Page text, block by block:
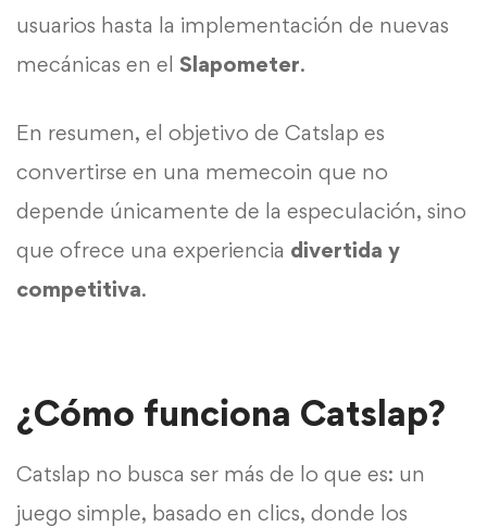
usuarios hasta la implementación de nuevas
mecánicas en el Slapometer.
En resumen, el objetivo de Catslap es
convertirse en una memecoin que no
depende únicamente de la especulación, sino
que ofrece una experiencia divertida y
competitiva.
¿Cómo funciona Catslap?
Catslap no busca ser más de lo que es: un
juego simple, basado en clics, donde los